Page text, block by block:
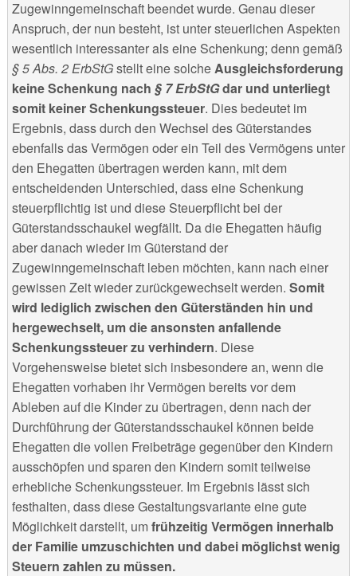
Zugewinngemeinschaft beendet wurde. Genau dieser
Anspruch, der nun besteht, ist unter steuerlichen Aspekten
wesentlich interessanter als eine Schenkung; denn gemäß
§ 5 Abs. 2 ErbStGstellt eine solcheAusgleichsforderung
keine Schenkung nach § 7 ErbStGdar und unterliegt
somit keiner Schenkungssteuer. Dies bedeutet im
Ergebnis, dass durch den Wechsel des Güterstandes
ebenfalls das Vermögen oder ein Teil des Vermögens unter
den Ehegatten übertragen werden kann, mit dem
entscheidenden Unterschied, dass eine Schenkung
steuerpflichtig ist und diese Steuerpflicht bei der
Güterstandsschaukel wegfällt. Da die Ehegatten häufig
aber danach wieder im Güterstand der
Zugewinngemeinschaft leben möchten, kann nach einer
gewissen Zeit wieder zurückgewechselt werden. Somit
wird lediglich zwischen den Güterständen hin und
hergewechselt, um die ansonsten anfallende
Schenkungssteuer zu verhindern. Diese
Vorgehensweise bietet sich insbesondere an, wenn die
Ehegatten vorhaben ihr Vermögen bereits vor dem
Ableben auf die Kinder zu übertragen, denn nach der
Durchführung der Güterstandsschaukel können beide
Ehegatten die vollen Freibeträge gegenüber den Kindern
ausschöpfen und sparen den Kindern somit teilweise
erhebliche Schenkungssteuer. Im Ergebnis lässt sich
festhalten, dass diese Gestaltungsvariante eine gute
Möglichkeit darstellt, umfrühzeitig Vermögen innerhalb
der Familie umzuschichten und dabei möglichst wenig
Steuern zahlen zu müssen.